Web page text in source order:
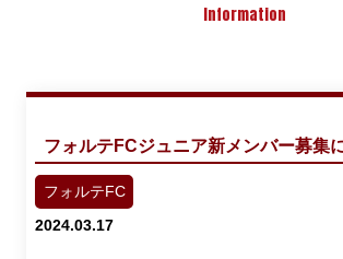
Information
フォルテFCジュニア新メンバー募集
フォルテFC
2024.03.17